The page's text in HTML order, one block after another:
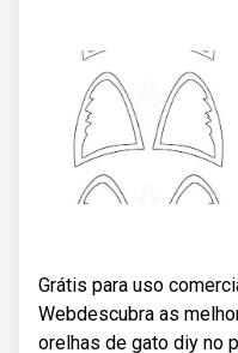
Grátis para uso
Webdescubra as
orelhas de gato diy no